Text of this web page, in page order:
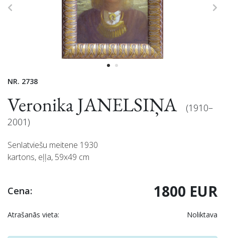
NR. 2738
Veronika JANELSIŅA
(1910–
2001)
Senlatviešu meitene 1930
kartons, eļļa, 59x49 cm
Cena: 1800 EUR
Atrašanās vieta: Noliktava